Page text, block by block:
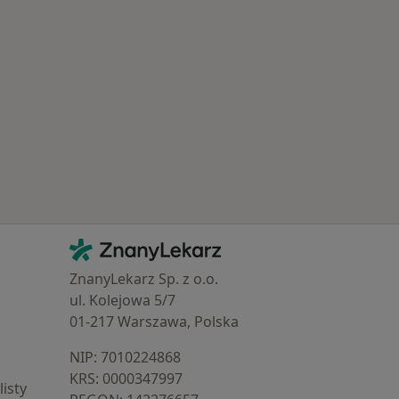
Kontakt
ZnanyLekarz - Strona główna
ZnanyLekarz Sp. z o.o.
ul. Kolejowa 5/7
01-217 Warszawa, Polska
NIP: ⁠7010224868
KRS: ⁠0000347997